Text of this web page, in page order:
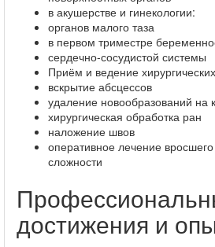
в акушерстве и гинекологии:
органов малого таза
в первом триместре
сердечно-сосудистой системы
Приём и ведение
вскрытие абсцессов
удаление новообразований на
хирургическая обработка ран
наложение швов
оперативное лечение
сложности
достижения и